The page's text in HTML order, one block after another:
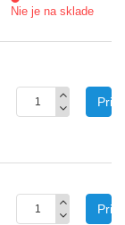
Nie je na sklade